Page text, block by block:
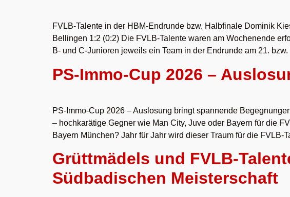
FVLB-Talente in der HBM-Endrunde bzw. Halbfinale Dominik
Bellingen 1:2 (0:2) Die FVLB-Talente waren am Wochenende
B- und C-Junioren jeweils ein Team in der Endrunde am 21.
PS-Immo-Cup 2026 –
PS-Immo-Cup 2026 – Auslosung bringt spannende
– hochkarätige Gegner wie Man City, Juve oder Bayern für die
Bayern München? Jahr für Jahr wird dieser Traum für die FVLB-
Grüttmädels und FVLB-
Südbadischen Meisterschaft